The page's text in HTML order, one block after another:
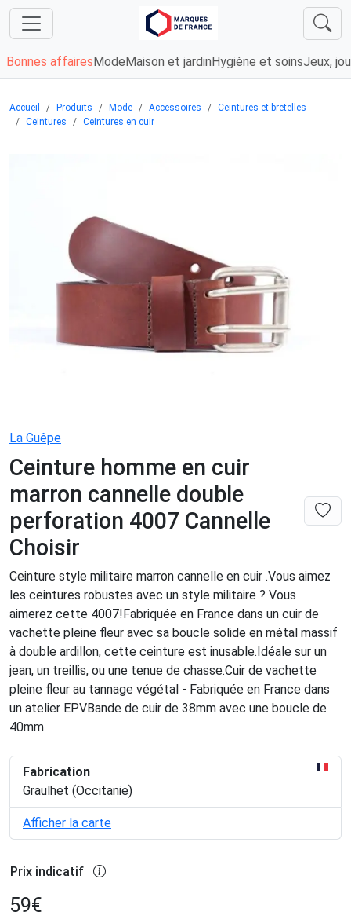
Bonnes affaires Mode Maison et jardin Hygiène et soinsJeux,
Accueil Produits Mode Accessoires
Ceintures et bretelles
Ceintures
Ceintures en cuir
La Guêpe
Ceinture homme en cuir
marron cannelle double
perforation 4007 Cannelle
Choisir
Ceinture style militaire marron cannelle en cuir .Vous aimez
les ceintures robustes avec un style militaire ? Vous
aimerez cette 4007!Fabriquée en France dans un cuir de
vachette pleine fleur avec sa boucle solide en métal massif
à double ardillon, cette ceinture est inusable.Idéale sur un
jean, un treillis, ou une tenue de chasse.Cuir de vachette
pleine fleur au tannage végétal - Fabriquée en France dans
un atelier EPVBande de cuir de 38mm avec une boucle de
40mm
Fabrication
Graulhet (Occitanie)
Afficher la carte
Prix indicatif
59€